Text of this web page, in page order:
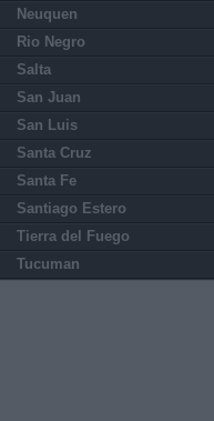
Neuquen
Rio Negro
Salta
San Juan
San Luis
Santa Cruz
Santa Fe
Santiago Estero
Tierra del Fuego
Tucuman